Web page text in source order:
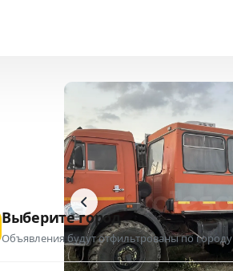
Выберите город
Объявления будут отфильтрованы по городу